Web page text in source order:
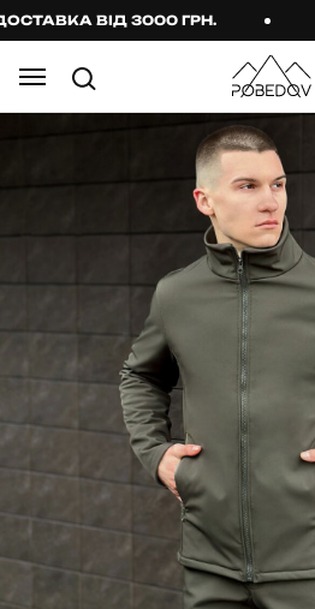
ВІД 3000 ГРН.